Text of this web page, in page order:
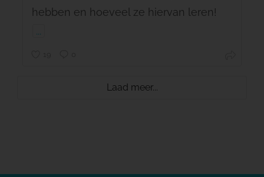
hebben en hoeveel ze hiervan leren!
...
Laad meer...